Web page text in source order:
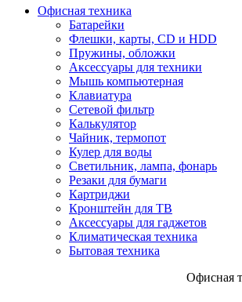
Офисная техника
Батарейки
Флешки, карты, CD и HDD
Пружины, обложки
Аксессуары для техники
Мышь компьютерная
Клавиатура
Сетевой фильтр
Калькулятор
Чайник, термопот
Кулер для воды
Светильник, лампа, фонарь
Резаки для бумаги
Картриджи
Кронштейн для ТВ
Аксессуары для гаджетов
Климатическая техника
Бытовая техника
Офисная